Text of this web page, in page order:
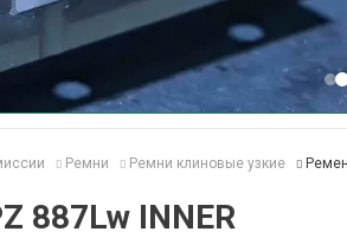
Ремни Ремни клиновые узкие
887Lw INNER